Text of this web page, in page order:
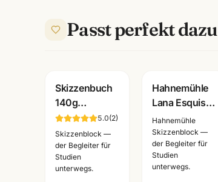
Passt perfekt dazu
Skizzenbuch
140g
reinweiss ·
A6/A5/A4 ·
Zeichenpapier
für Studien
unterwegs
5.0(2)
Skizzenblock —
der Begleiter für
Studien
unterwegs.
Hahnemühle
Lana Esquisse
Skizzenblock
96g · A3/A4 ·
Künstlerbedarf
Mannheim
Hahnemühle
Skizzenblock —
der Begleiter für
Studien
unterwegs.